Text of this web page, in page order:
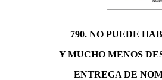
790. NO PUEDE
Y MUCHO MENOS
ENTREGA DE